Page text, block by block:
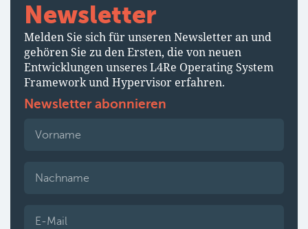
Newsletter
Melden Sie sich für unseren Newsletter an und
gehören Sie zu den Ersten, die von neuen
Entwicklungen unseres L4Re Operating System
Framework und Hypervisor erfahren.
Newsletter abonnieren